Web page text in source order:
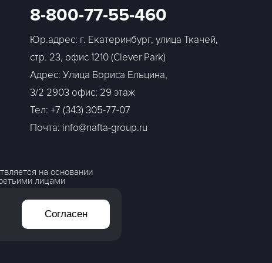
8-800-77-55-460
Юр.адрес: г. Екатеринбург, улица Ткачей,
стр. 23, офис 1210 (Clever Park)
Адрес: Улица Бориса Ельцина,
3/2 2903 офис; 29 этаж
Тел: +7 (343) 305-77-07
Почта: info@nafta-group.ru
на основании
лицами
Согласен